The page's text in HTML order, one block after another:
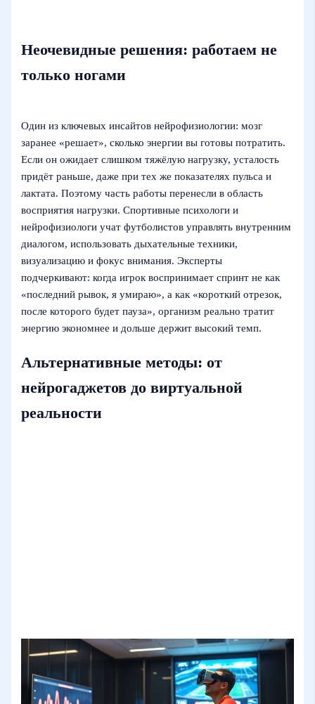
Неочевидные решения: работаем не
только ногами
Один из ключевых инсайтов нейрофизиологии: мозг
заранее «решает», сколько энергии вы готовы потратить.
Если он ожидает слишком тяжёлую нагрузку, усталость
придёт раньше, даже при тех же показателях пульса и
лактата. Поэтому часть работы перенесли в область
восприятия нагрузки. Спортивные психологи и
нейрофизиологи учат футболистов управлять внутренним
диалогом, использовать дыхательные техники,
визуализацию и фокус внимания. Эксперты
подчеркивают: когда игрок воспринимает спринт не как
«последний рывок, я умираю», а как «короткий отрезок,
после которого будет пауза», организм реально тратит
энергию экономнее и дольше держит высокий темп.
Альтернативные методы: от
нейрогаджетов до виртуальной
реальности